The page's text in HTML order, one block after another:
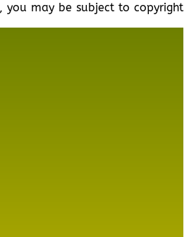
you may be subject to copyright